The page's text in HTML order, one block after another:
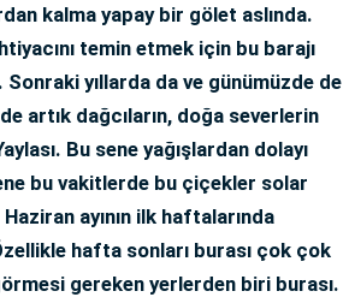
kalma yapay bir gölet aslında.
temin etmek için bu barajı
Sonraki yıllarda da ve günümüzde de
artık dağcıların, doğa severlerin
Bu sene yağışlardan dolayı
bu vakitlerde bu çiçekler solar
ayının ilk haftalarında
hafta sonları burası çok çok
gereken yerlerden biri burası.